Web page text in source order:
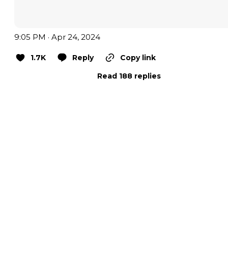
9:05 PM · Apr 24, 2024
1.7K Reply
Copy link
Read 188 replies